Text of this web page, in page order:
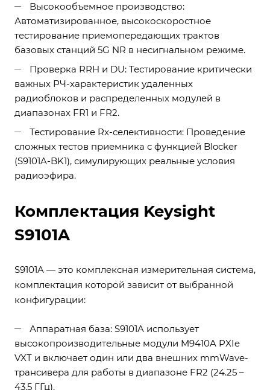
Высокообъемное производство:
Автоматизированное, высокоскоростное
тестирование приемопередающих трактов
базовых станций 5G NR в несигнальном режиме.
Проверка RRH и DU: Тестирование критически
важных РЧ-характеристик удаленных
радиоблоков и распределенных модулей в
диапазонах FR1 и FR2.
Тестирование Rx-селективности: Проведение
сложных тестов приемника с функцией Blocker
(S9101A-BK1), симулирующих реальные условия
радиоэфира.
Комплектация Keysight
S9101A
S9101A — это комплексная измерительная система,
комплектация которой зависит от выбранной
конфигурации:
Аппаратная база: S9101A использует
высокопроизводительные модули M9410A PXIe
VXT и включает один или два внешних mmWave-
трансивера для работы в диапазоне FR2 (24.25 –
43.5 ГГц).